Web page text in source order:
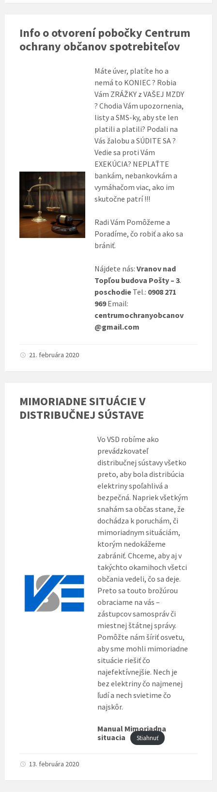
Info o otvorení pobočky Centrum
ochrany občanov spotrebiteľov
Máte úver, platíte ho a
nemá to KONIEC ? Robia
Vám ZRÁŽKY z VAŠEJ MZDY
? Chodia Vám upozornenia,
listy a SMS-ky, aby ste len
platili a platili? Podali na
Vás žalobu a SÚDITE SA ?
Vedie sa proti Vám
EXEKÚCIA? NEPLAŤTE
bankám, nebankovkám a
vymáhačom viac, ako im
skutočne patrí !!!
Radi Vám Pomôžeme a
Poradíme, čo robiť a ako sa
brániť.
Nájdete nás: Vranov nad
Topľou budova Pošty – 3.
poschodieTel.: 0908 271
969Email:
centrumochranyobcanov
@gmail.com
21. februára 2020
MIMORIADNE SITUÁCIE V
DISTRIBUČNEJ SÚSTAVE
Vo VSD robíme ako
prevádzkovateľ
distribučnej sústavy všetko
preto, aby bola distribúcia
elektriny spoľahlivá a
bezpečná. Napriek všetkým
snahám sa občas stane, že
dochádza k poruchám, či
mimoriadnym situáciám,
ktorým nedokážeme
zabrániť. Chceme, aby aj v
takýchto okamihoch všetci
občania vedeli, čo sa deje.
Preto sa touto brožúrou
obraciame na vás –
zástupcov samospráv či
miestnej štátnej správy.
Pomôžte nám šíriť osvetu,
aby sme mohli mimoriadne
situácie riešiť čo
najefektívnejšie. Nech je
bez elektriny čo najmenej
ľudí a nech svietime čo
najskôr.
Manual Mimoriadna
situacia
Stiahnuť
13. februára 2020